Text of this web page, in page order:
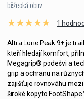
běžecká obuv
1
Altra Lone Peak 9+ je
kteří hledají komfort,
Megagrip® podešvi a
grip a ochranu na
zajišťuje rovnováhu
široké kopyto